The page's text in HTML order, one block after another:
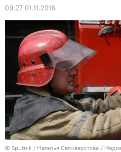
09:27 01.11.2016
© Sputnik / Наталья Селиверстова /